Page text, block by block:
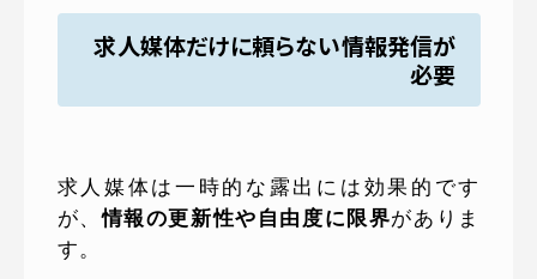
求人媒体だけに頼らない情報発信が
必要
求人媒体は一時的な露出には効果的です
が、情報の更新性や自由度に限界がありま
す。